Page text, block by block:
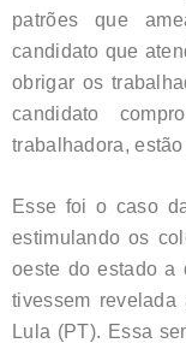
patrões que
candidato que
obrigar os
candidato
trabalhadora,
Esse foi o caso
estimulando os
oeste do estado a
tivessem
Lula (PT). Essa